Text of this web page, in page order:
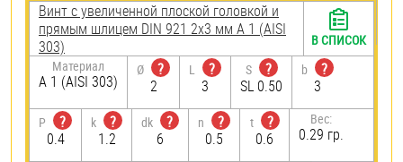
Винт с увеличенной плоской головкой и
прямым шлицем DIN 921 2х3 мм А 1 (AISI
303)
Материал
А 1 (AISI 303)
Ø
?
2
L
?
3
S
?
SL 0.50
b
?
3
P
?
0.4
k
?
1.2
dk
?
6
n
?
0.5
t
?
0.6
Вес:
0.29 гр.
В СПИСОК